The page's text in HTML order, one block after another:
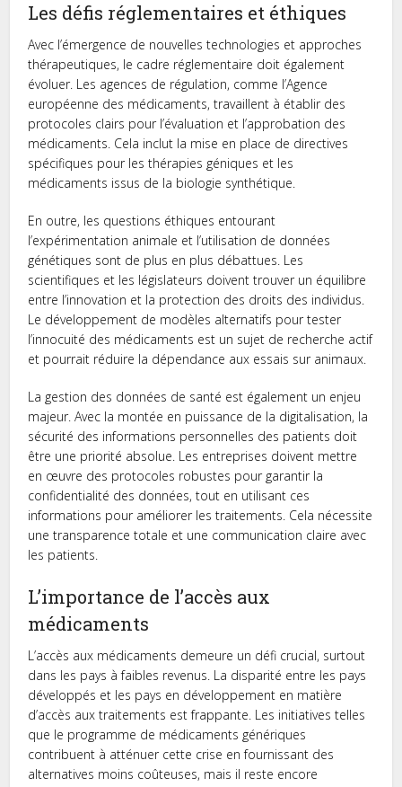
Les défis réglementaires et éthiques
Avec l’émergence de nouvelles technologies et approches
thérapeutiques, le cadre réglementaire doit également
évoluer. Les agences de régulation, comme l’Agence
européenne des médicaments, travaillent à établir des
protocoles clairs pour l’évaluation et l’approbation des
médicaments. Cela inclut la mise en place de directives
spécifiques pour les thérapies géniques et les
médicaments issus de la biologie synthétique.
En outre, les questions éthiques entourant
l’expérimentation animale et l’utilisation de données
génétiques sont de plus en plus débattues. Les
scientifiques et les législateurs doivent trouver un équilibre
entre l’innovation et la protection des droits des individus.
Le développement de modèles alternatifs pour tester
l’innocuité des médicaments est un sujet de recherche actif
et pourrait réduire la dépendance aux essais sur animaux.
La gestion des données de santé est également un enjeu
majeur. Avec la montée en puissance de la digitalisation, la
sécurité des informations personnelles des patients doit
être une priorité absolue. Les entreprises doivent mettre
en œuvre des protocoles robustes pour garantir la
confidentialité des données, tout en utilisant ces
informations pour améliorer les traitements. Cela nécessite
une transparence totale et une communication claire avec
les patients.
L’importance de l’accès aux
médicaments
L’accès aux médicaments demeure un défi crucial, surtout
dans les pays à faibles revenus. La disparité entre les pays
développés et les pays en développement en matière
d’accès aux traitements est frappante. Les initiatives telles
que le programme de médicaments génériques
contribuent à atténuer cette crise en fournissant des
alternatives moins coûteuses, mais il reste encore